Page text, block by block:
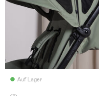
Auf Lager